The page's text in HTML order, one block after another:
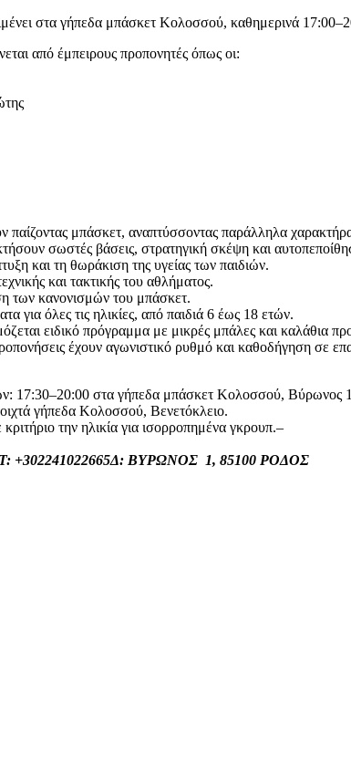
στα γήπεδα μπάσκετ Κολοσσού, καθημερινά
από έμπειρους προπονητές όπως οι:
παίζοντας μπάσκετ, αναπτύσσοντας παράλληλα
σωστές βάσεις, στρατηγική σκέψη και
και τη θωράκιση της υγείας των παιδιών.
και τακτικής του αθλήματος.
των κανονισμών του μπάσκετ.
για όλες τις ηλικίες, από παιδιά 6 έως 18 ετών.
ειδικό πρόγραμμα με μικρές μπάλες και καλάθια
προπονήσεις έχουν αγωνιστικό ρυθμό και καθοδήγηση
17:30–20:00 στα γήπεδα μπάσκετ Κολοσσού, Βύρωνος 1
γήπεδα Κολοσσού, Βενετόκλειο.
την ηλικία για ισορροπημένα γκρουπ.–
T: +302241022665Δ: ΒΥΡΩΝΟΣ 1, 85100 ΡΟΔΟΣ